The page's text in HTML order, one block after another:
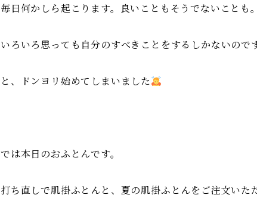
毎日何かしら起こります。良いこともそうでないことも。
いろいろ思っても自分のすべきことをするしかないので
と、ドンヨリ始めてしまいました
では本日のおふとんです。
打ち直しで肌掛ふとんと、夏の肌掛ふとんをご注文いた